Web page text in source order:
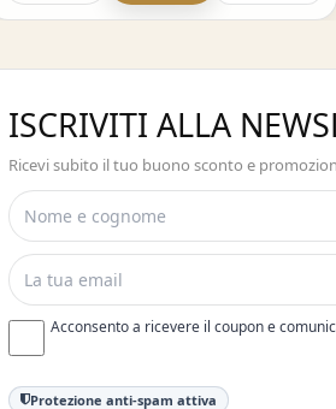
ISCRIVITI ALLA
Ricevi subito il tuo buono sconto e
Acconsento a ricevere il coupon e
Protezione anti-spam attiva